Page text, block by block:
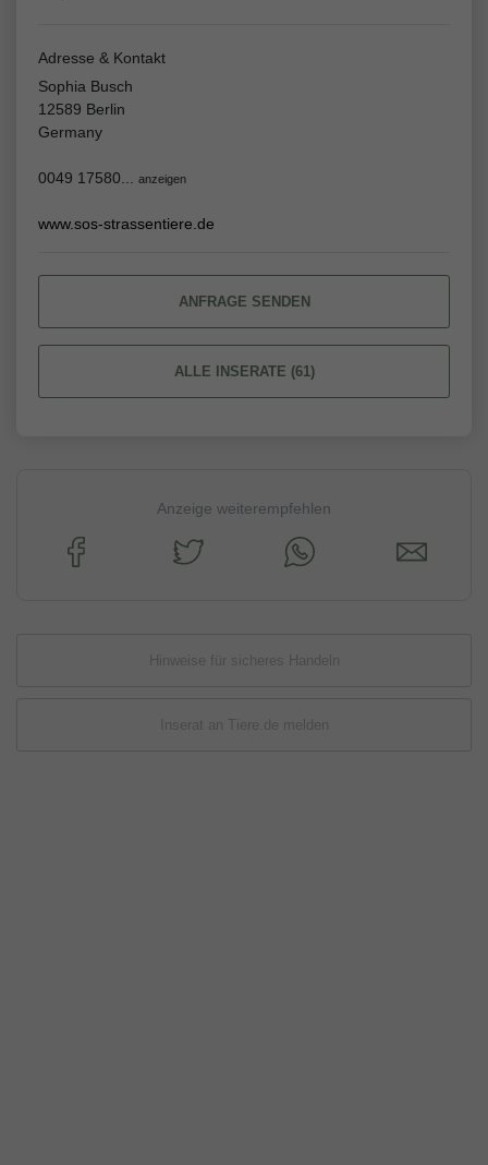
Adresse & Kontakt
Sophia Busch
12589 Berlin
Germany
0049 17580... anzeigen
www.sos-strassentiere.de
ANFRAGE SENDEN
ALLE INSERATE (61)
Anzeige weiterempfehlen
Hinweise für sicheres Handeln
Inserat an Tiere.de melden